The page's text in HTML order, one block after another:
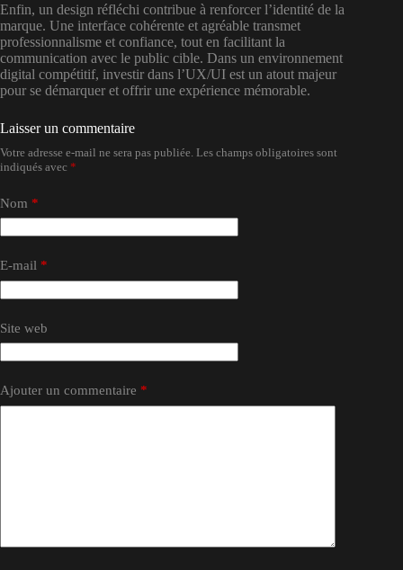
Enfin, un design réfléchi contribue à renforcer l’identité de la
marque. Une interface cohérente et agréable transmet
professionnalisme et confiance, tout en facilitant la
communication avec le public cible. Dans un environnement
digital compétitif, investir dans l’UX/UI est un atout majeur
pour se démarquer et offrir une expérience mémorable.
Laisser un commentaire
Votre adresse e-mail ne sera pas publiée. Les champs obligatoires sont
indiqués avec *
Nom *
E-mail *
Site web
Ajouter un commentaire *